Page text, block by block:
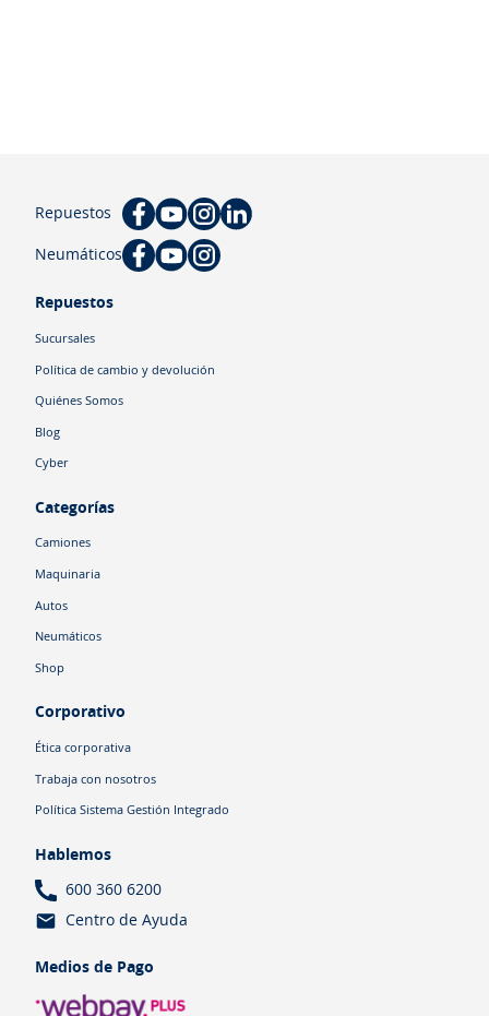
Repuestos
Neumáticos
Repuestos
Sucursales
Política de cambio y devolución
Quiénes Somos
Blog
Cyber
Categorías
Camiones
Maquinaria
Autos
Neumáticos
Shop
Corporativo
Ética corporativa
Trabaja con nosotros
Política Sistema Gestión Integrado
Hablemos
600 360 6200
Centro de Ayuda
Medios de Pago